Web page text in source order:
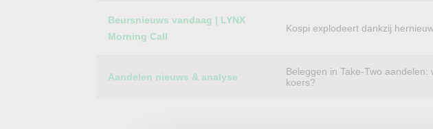
Beursnieuws vandaag | LYNX
Morning Call
Kospi explodeert dankzij
Aandelen nieuws & analyse
Beleggen in Take-Two aandelen:
koers?